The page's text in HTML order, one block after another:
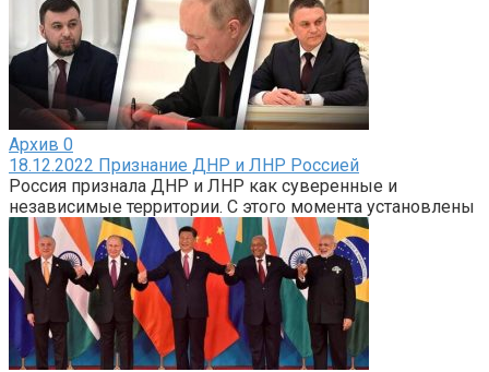
Архив 0
18.12.2022 Признание ДНР и ЛНР Россией
Россия признала ДНР и ЛНР как суверенные и
независимые территории. С этого момента установлены